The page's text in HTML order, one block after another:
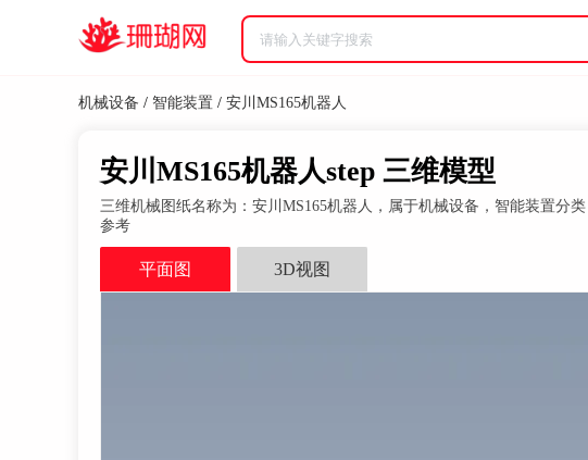
机械设备 / 智能装置 / 安川MS165机器人
安川MS165机器人step 三维模型
三维机械图纸名称为：安川MS165机器人，属于机械设备，智能装置分
参考
平面图 3D视图